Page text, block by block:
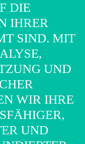
DIE
IHRER
SIND. MIT
UND
WIR IHRE
UND